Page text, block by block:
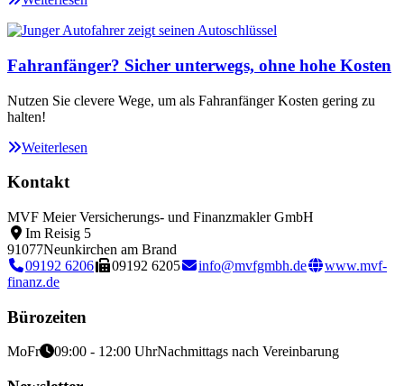
Fahranfänger? Sicher unterwegs, ohne hohe Kosten
Nutzen Sie clevere Wege, um als Fahranfänger Kosten gering zu
halten!
Weiterlesen
Kontakt
MVF Meier Versicherungs- und Finanzmakler GmbH
Im Reisig 5
91077Neunkirchen am Brand
09192 6206
09192 6205 info@mvfgmbh.de
www.mvf-
finanz.de
Bürozeiten
MoFr 09:00 - 12:00 UhrNachmittags nach Vereinbarung